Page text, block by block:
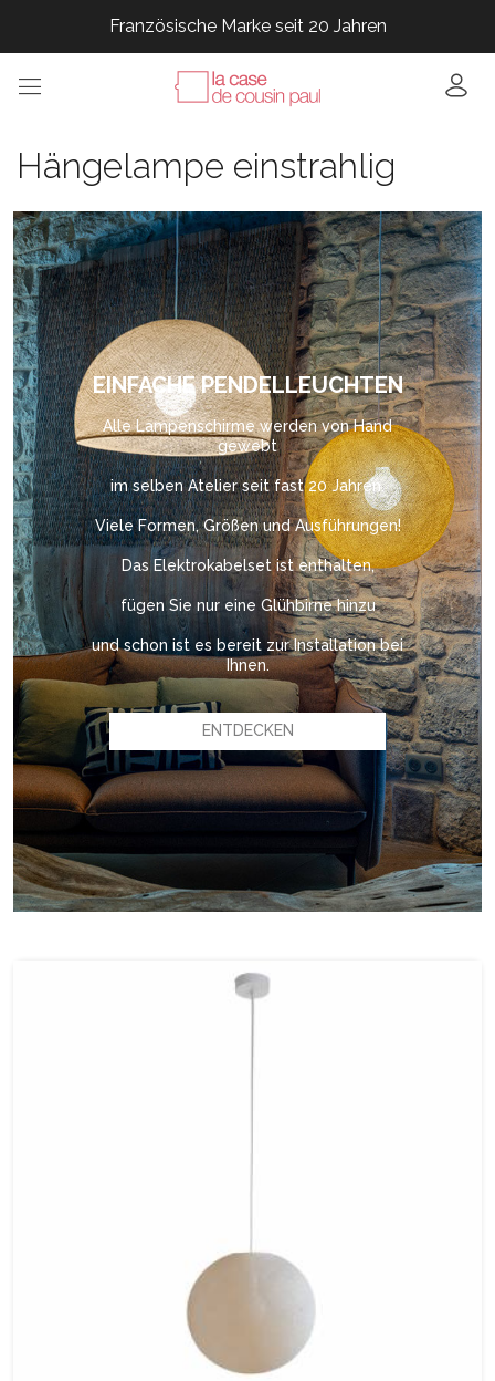
Französische Marke seit 20 Jahren
Französische Marke seit 20 Jahren
Französische Marke seit 20 Jahren
Französische Marke seit 20 Jahren
Hängelampe einstrahlig
EINFACHE PENDELLEUCHTEN
Alle Lampenschirme werden von Hand
gewebt
im selben Atelier seit fast 20 Jahren.
Viele Formen, Größen und Ausführungen!
Das Elektrokabelset ist enthalten,
fügen Sie nur eine Glühbirne hinzu
und schon ist es bereit zur Installation bei
Ihnen.
ENTDECKEN